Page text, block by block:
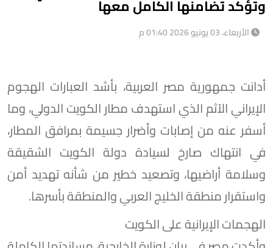
وتؤكد تضامنها الكامل معها
الأربعاء، 03 يونيو 2026 01:40 م
أدانت جمهورية مصر العربية، بأشد العبارات الهجوم
الإيراني الآثم الذي استهدف مطار الكويت الدولي، وما
أسفر عنه من إصابات وأضرار جسيمة بمرافق المطار،
في انتهاك صارخ لسيادة دولة الكويت الشقيقة
وسلامة أراضيها، وتصعيد خطير من شأنه تهديد أمن
واستقرار منطقة الخليج العربي والمنطقة بأسرها.
الهجمات الإيرانية على الكويت